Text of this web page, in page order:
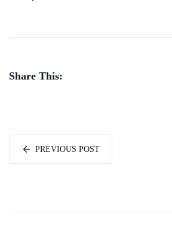
Share This:
PREVIOUS POST